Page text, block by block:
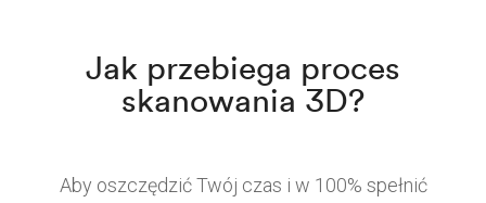
Jak przebiega proces
skanowania 3D?
Aby oszczędzić Twój czas i w 100% spełnić